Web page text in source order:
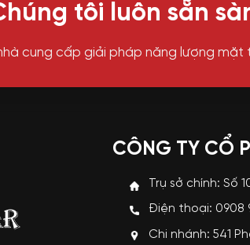
tôi luôn sẵn
cung cấp giải pháp năng lượng mặt
CÔNG TY CỔ
Trụ sở chính: Số
Điện thoại: 0908
Chi nhánh: 541